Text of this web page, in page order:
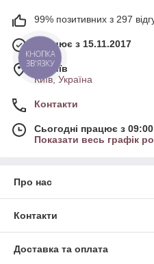
99% позитивних з 297
Працює з 15.11.2017
м. Київ
Київ, Україна
Контакти
Сьогодні працює з
Показати весь графік
Про нас
Контакти
Доставка та оплата
КНОПКА
ЗВ'ЯЗКУ